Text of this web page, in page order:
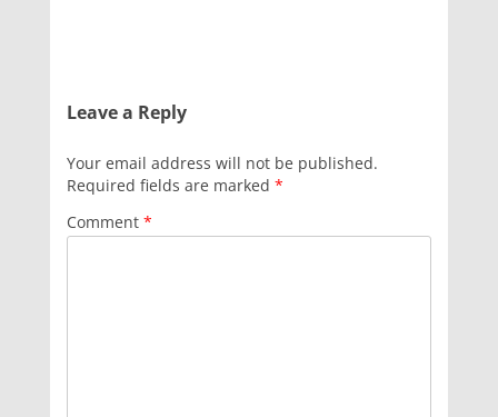
Leave a Reply
Your email address will not be published.
Required fields are marked *
Comment *